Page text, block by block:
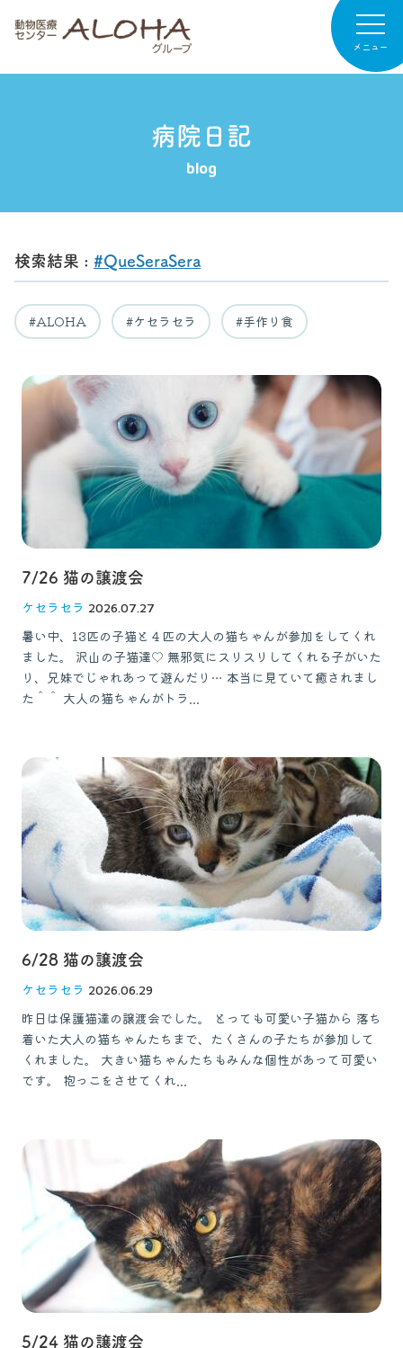
メニュー
診療案内
お知らせ
病院日記
リクルート
お問い合わせ 獣医師の皆様へ
病院日記
blog
検索結果 : #QueSeraSera
#ALOHA #ケセラセラ #手作り食
7/26 猫の譲渡会
ケセラセラ 2026.07.27
暑い中、13匹の子猫と４匹の大人の猫ちゃんが参加をしてくれ
ました。 沢山の子猫達♡ 無邪気にスリスリしてくれる子がいた
り、兄妹でじゃれあって遊んだり… 本当に見ていて癒されまし
た＾＾ 大人の猫ちゃんがトラ...
6/28 猫の譲渡会
ケセラセラ 2026.06.29
昨日は保護猫達の譲渡会でした。 とっても可愛い子猫から 落ち
着いた大人の猫ちゃんたちまで、たくさんの子たちが参加して
くれました。 大きい猫ちゃんたちもみんな個性があって可愛い
です。 抱っこをさせてくれ...
5/24 猫の譲渡会